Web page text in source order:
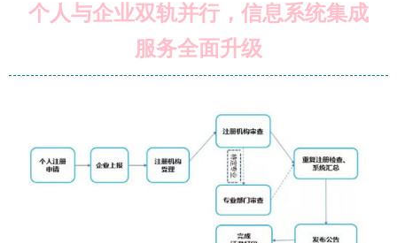
个人与企业双轨并行，信息系统集成
服务全面升级